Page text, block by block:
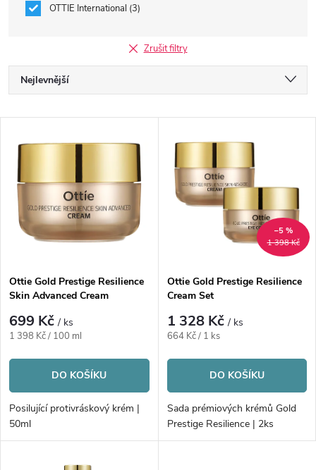
OTTIE International 3
Zrušit filtry
Ř
a
z
e
n
p
r
o
d
u
Nejlevnější
V
ý
p
s
p
r
o
d
u
Ottie Gold Prestige Resilience
Skin Advanced Cream
699 Kč/ ks
Měrná
1 398 Kč / 100 ml
DO KOŠÍKU
Posilující protivráskový krém |
50ml
1 398 Kč
–5 %
Ottie Gold Prestige Resilience
Cream Set
1 328 Kč/ ks
Měrná
664 Kč / 1 ks
DO KOŠÍKU
Sada prémiových krémů Gold
Prestige Resilience | 2ks